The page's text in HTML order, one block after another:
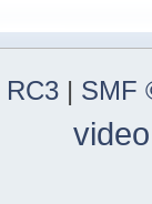
RC3 | SMF